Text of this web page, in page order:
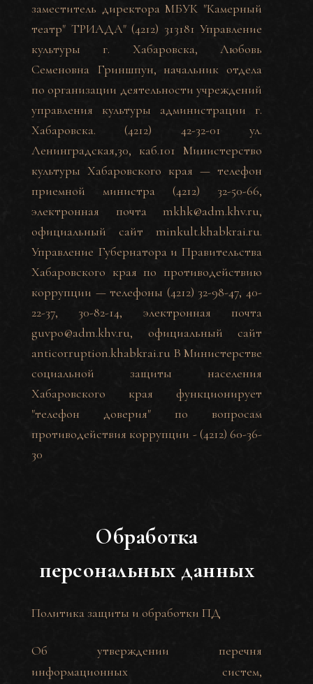
заместитель директора МБУК "Камерный
театр" ТРИАДА" (4212) 313181 Управление
культуры г. Хабаровска, Любовь
Семеновна Гриншпун, начальник отдела
по организации деятельности учреждений
управления культуры администрации г.
Хабаровска. (4212) 42-32-01 ул.
Ленинградская,30, каб.101 Министерство
культуры Хабаровского края — телефон
приемной министра (4212) 32-50-66,
электронная почта mkhk@adm.khv.ru,
официальный сайт minkult.khabkrai.ru.
Управление Губернатора и Правительства
Хабаровского края по противодействию
коррупции — телефоны (4212) 32-98-47, 40-
22-37, 30-82-14, электронная почта
guvpo@adm.khv.ru, официальный сайт
anticorruption.khabkrai.ru В Министерстве
социальной защиты населения
Хабаровского края функционирует
"телефон доверия" по вопросам
противодействия коррупции - (4212) 60-36-
30
Обработка
персональных данных
Политика защиты и обработки ПД
Об утверждении перечня
информационных систем,